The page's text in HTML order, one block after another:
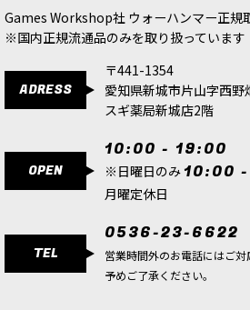
鮮やかな水色。「スキンク
ー世界にある灼熱大陸ラス
リザードマンの民族。職人
[シタデルカラー：LAYER]
ク・グリーン [22-19]
580円(税込)
1点
暗いターコイズ。納戸色。
ーハンマー世界最古の種族
星となって顕現するという。
[ウォーハンマーカラー：
580
(税込)
Games Workshop社 ウォーハンマー正規
※国内正規流通品のみを取り扱っています
ADRESS
〒441-1354
愛知県新城市片山字西野
スギ薬局新城店2階
OPEN
10:00 - 19:00
※日曜日のみ 10:00
月曜定休日
TEL
0536-23-6622
営業時間外のお電話にはご対
予めご了承ください。